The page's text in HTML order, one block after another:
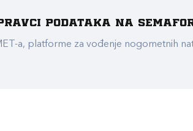
podataka na
a, platforme za vođenje nogometnih